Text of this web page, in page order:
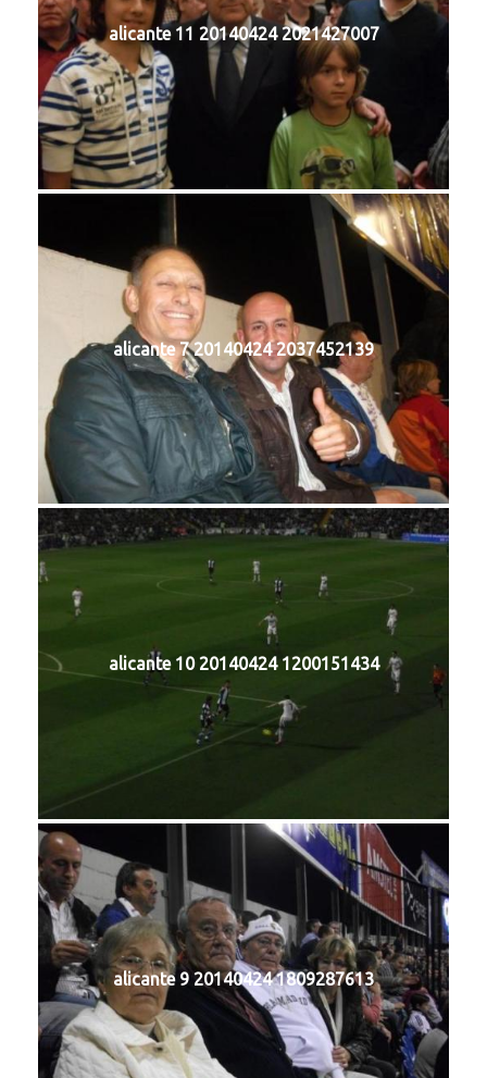
alicante 11 20140424 2021427007
alicante 7 20140424 2037452139
alicante 10 20140424 1200151434
alicante 9 20140424 1809287613